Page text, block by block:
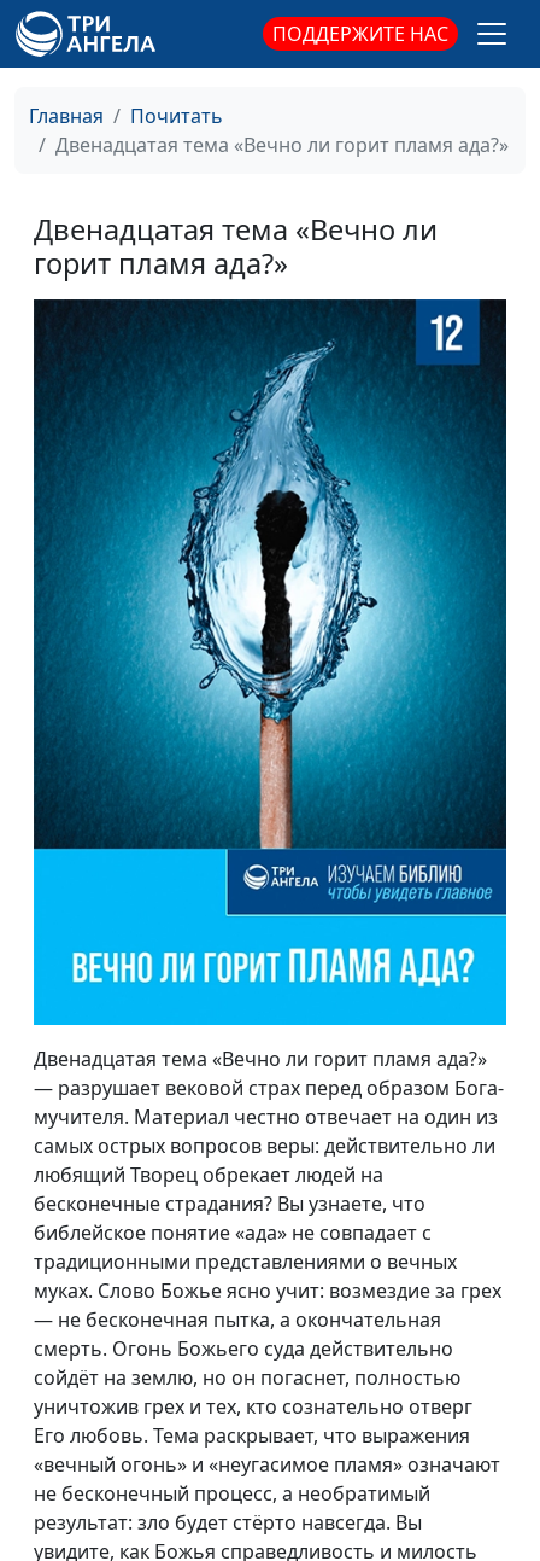
ПОДДЕРЖИТЕ НАС
Главная
Почитать
Двенадцатая тема «Вечно ли горит пламя ада?»
Двенадцатая тема «Вечно ли
горит пламя ада?»
Двенадцатая тема «Вечно ли горит пламя ада?»
— разрушает вековой страх перед образом Бога-
мучителя. Материал честно отвечает на один из
самых острых вопросов веры: действительно ли
любящий Творец обрекает людей на
бесконечные страдания? Вы узнаете, что
библейское понятие «ада» не совпадает с
традиционными представлениями о вечных
муках. Слово Божье ясно учит: возмездие за грех
— не бесконечная пытка, а окончательная
смерть. Огонь Божьего суда действительно
сойдёт на землю, но он погаснет, полностью
уничтожив грех и тех, кто сознательно отверг
Его любовь. Тема раскрывает, что выражения
«вечный огонь» и «неугасимое пламя» означают
не бесконечный процесс, а необратимый
результат: зло будет стёрто навсегда. Вы
увидите, как Божья справедливость и милость